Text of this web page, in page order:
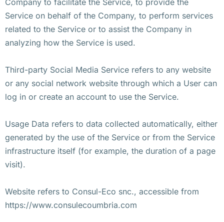
Service on behalf of the Company, to perform services
related to the Service or to assist the Company in
analyzing how the Service is used.
Third-party Social Media Service refers to any website
or any social network website through which a User can
log in or create an account to use the Service.
Usage Data refers to data collected automatically, either
generated by the use of the Service or from the Service
infrastructure itself (for example, the duration of a page
visit).
Website refers to Consul-Eco snc., accessible from
https://www.consulecoumbria.com